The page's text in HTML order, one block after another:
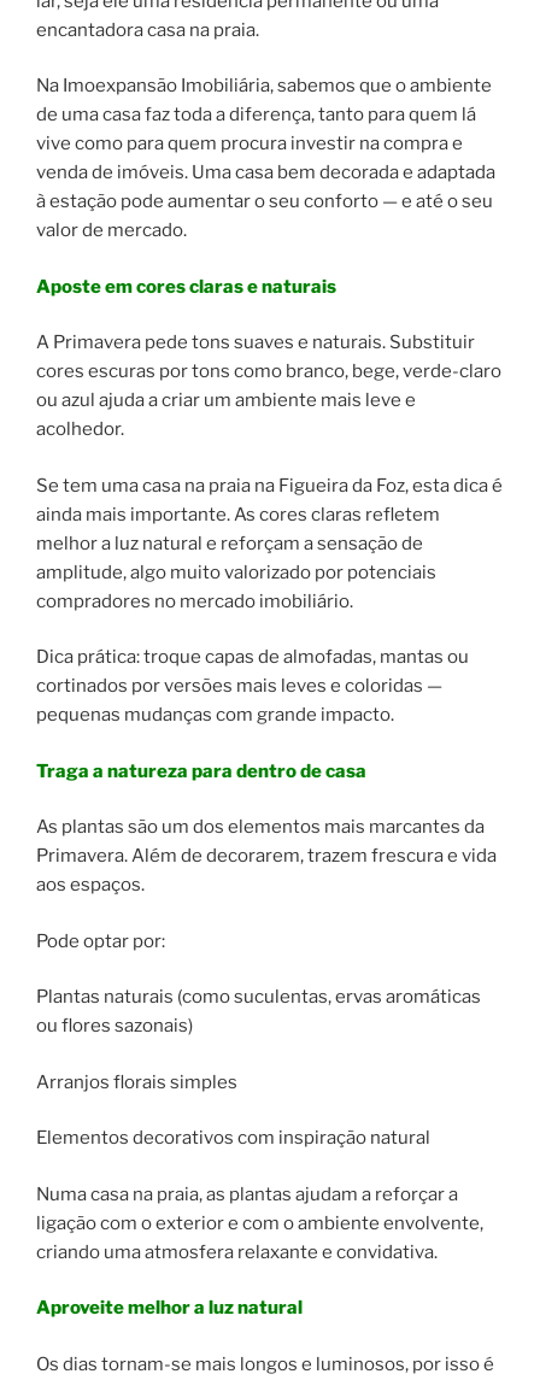
encantadora casa na praia.
Na Imoexpansão Imobiliária, sabemos que o ambiente
de uma casa faz toda a diferença, tanto para quem lá
vive como para quem procura investir na compra e
venda de imóveis. Uma casa bem decorada e adaptada
à estação pode aumentar o seu conforto — e até o seu
valor de mercado.
Aposte em cores claras e naturais
A Primavera pede tons suaves e naturais. Substituir
cores escuras por tons como branco, bege, verde-claro
ou azul ajuda a criar um ambiente mais leve e
acolhedor.
Se tem uma casa na praia na Figueira da Foz, esta dica é
ainda mais importante. As cores claras refletem
melhor a luz natural e reforçam a sensação de
amplitude, algo muito valorizado por potenciais
compradores no mercado imobiliário.
Dica prática: troque capas de almofadas, mantas ou
cortinados por versões mais leves e coloridas —
pequenas mudanças com grande impacto.
Traga a natureza para dentro de casa
As plantas são um dos elementos mais marcantes da
Primavera. Além de decorarem, trazem frescura e vida
aos espaços.
Pode optar por:
Plantas naturais (como suculentas, ervas aromáticas
ou flores sazonais)
Arranjos florais simples
Elementos decorativos com inspiração natural
Numa casa na praia, as plantas ajudam a reforçar a
ligação com o exterior e com o ambiente envolvente,
criando uma atmosfera relaxante e convidativa.
Aproveite melhor a luz natural
Os dias tornam-se mais longos e luminosos, por isso é